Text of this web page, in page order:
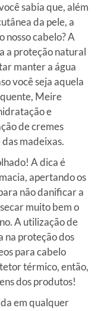
sabia que, além
da pele, a
nosso cabelo? A
a proteção natural
manter a água
você seja aquela
quente, Meire
e
de cremes
madeixas.
A dica é
apertando os
não danificar a
muito bem o
A utilização de
na proteção dos
para cabelo
térmico, então,
dos produtos!
em qualquer